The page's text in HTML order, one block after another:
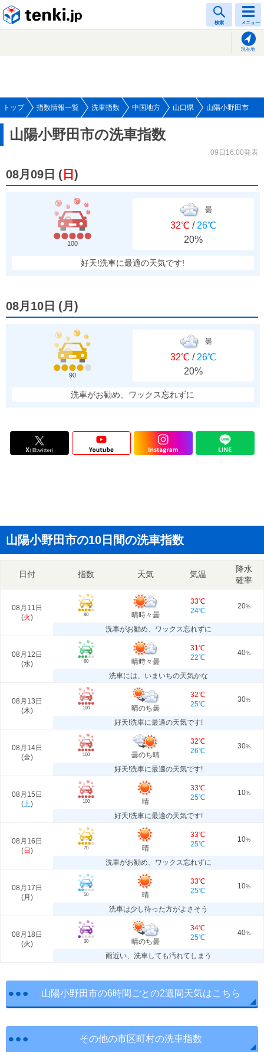
検索 メニュー
現在地
トップ 指数情報一覧 洗車指数 中国地方 山口県 山陽小野田市
山陽小野田市の洗車指数
09日16:00発表
08月09日 ( 日 )
100
曇
32℃ / 26℃
20%
好天!洗車に最適の天気です!
08月10日 (月 )
90
曇
32℃ / 26℃
20%
洗車がお勧め、ワックス忘れずに
山陽小野田市の10日間の洗車指数
日付 指数 天気 気温
降水
確率
08月11日
(火) 80 晴時々曇
33℃
24℃
20%
洗車がお勧め、ワックス忘れずに
08月12日
(水) 60 晴時々曇
31℃
22℃
40%
洗車には、いまいちの天気かな
08月13日
(木) 100 晴のち曇
32℃
25℃
30%
好天!洗車に最適の天気です!
08月14日
(金) 100 曇のち晴
32℃
26℃
30%
好天!洗車に最適の天気です!
08月15日
(土) 100 晴
33℃
25℃
10%
好天!洗車に最適の天気です!
08月16日
(日 ) 70 晴
33℃
25℃
10%
洗車がお勧め、ワックス忘れずに
08月17日
(月 ) 50 晴
33℃
25℃
10%
洗車は少し待った方がよさそう
08月18日
(火) 30 晴のち曇
34℃
25℃
40%
雨近い、洗車しても汚れてしまう
山陽小野田市の6時間ごとの2週間天気はこちら
その他の市区町村の洗車指数